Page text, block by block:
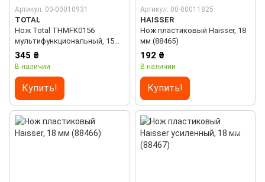
Артикул: 00-00010931
TOTAL
Нож Total THMFK0156
мультифункциональный, 15
функций
345 ₴
В наличии
Купить!
Артикул: 00-00011825
HAISSER
Нож пластиковый Haisser, 18
мм (88465)
192 ₴
В наличии
Купить!